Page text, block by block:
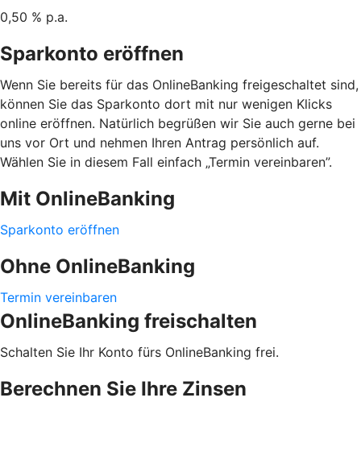
0,50 % p.a.
Sparkonto eröffnen
Wenn Sie bereits für das OnlineBanking freigeschaltet sind,
können Sie das Sparkonto dort mit nur wenigen Klicks
online eröffnen. Natürlich begrüßen wir Sie auch gerne bei
uns vor Ort und nehmen Ihren Antrag persönlich auf.
Wählen Sie in diesem Fall einfach „Termin vereinbaren”.
Mit OnlineBanking
Sparkonto eröffnen
Ohne OnlineBanking
Termin vereinbaren
OnlineBanking freischalten
Schalten Sie Ihr Konto fürs OnlineBanking frei.
Berechnen Sie Ihre Zinsen